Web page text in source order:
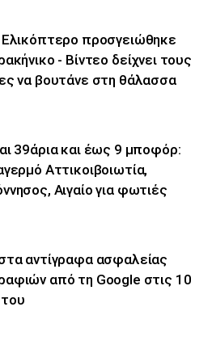
προσγειώθηκε
- Βίντεο δείχνει τους
να βουτάνε στη θάλασσα
39άρια και έως 9 μποφόρ:
Αττικοιβοιωτία,
Αιγαίο για φωτιές
αντίγραφα ασφαλείας
από τη Google στις 10